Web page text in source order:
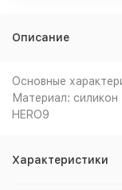
Описание
Основные
Материал:
HERO9
Характеристики